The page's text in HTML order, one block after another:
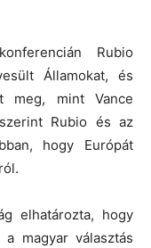
Rubio
Államokat, és
meg, mint Vance
Rubio és az
hogy Európát
elhatározta, hogy
magyar választás